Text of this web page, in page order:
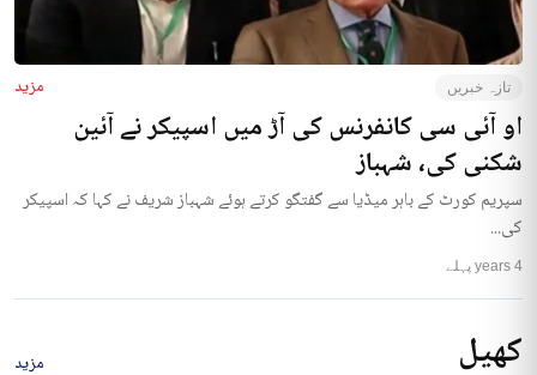
تازہ خبریں مزید
او آئی سی کانفرنس کی آڑ میں اسپیکر نے آئین
شکنی کی، شہباز
سپریم کورٹ کے باہر میڈیا سے گفتگو کرتے ہوئے شہباز شریف نے کہا کہ اسپیکر
کی...
4 years پہلے
کھیل مزید